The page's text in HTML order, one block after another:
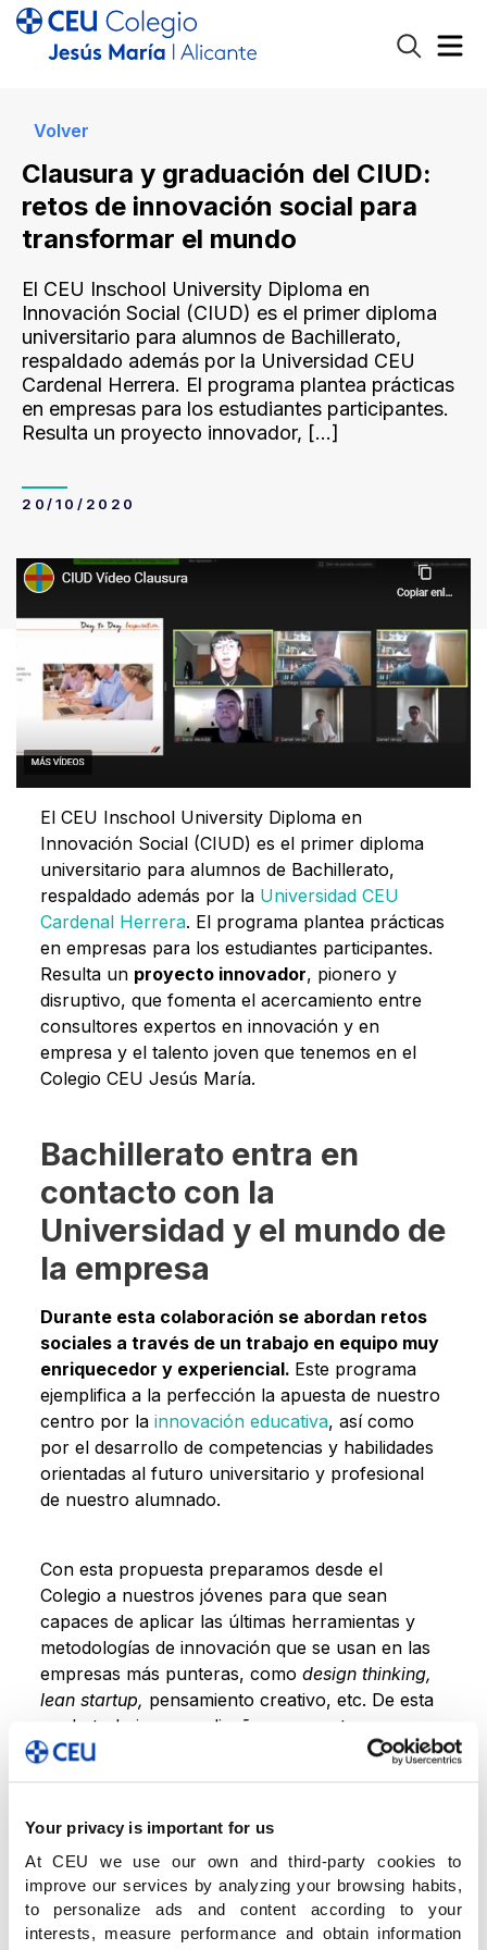
Your privacy is important for us
At CEU we use our own and third-party cookies to
improve our services by analyzing your browsing habits,
to personalize ads and content according to your
interests, measure performance and obtain information
Volver
Clausura y graduación del CIUD:
retos de innovación social para
transformar el mundo
El CEU Inschool University Diploma en
Innovación Social (CIUD) es el primer diploma
universitario para alumnos de Bachillerato,
respaldado además por la Universidad CEU
Cardenal Herrera. El programa plantea prácticas
en empresas para los estudiantes participantes.
Resulta un proyecto innovador, […]
20/10/2020
El CEU Inschool University Diploma en
Innovación Social (CIUD) es el primer diploma
universitario para alumnos de Bachillerato,
respaldado además por la Universidad CEU
Cardenal Herrera. El programa plantea prácticas
en empresas para los estudiantes participantes.
Resulta un proyecto innovador, pionero y
disruptivo, que fomenta el acercamiento entre
consultores expertos en innovación y en
empresa y el talento joven que tenemos en el
Colegio CEU Jesús María.
Bachillerato entra en
contacto con la
Universidad y el mundo de
la empresa
Durante esta colaboración se abordan retos
sociales a través de un trabajo en equipo muy
enriquecedor y experiencial. Este programa
ejemplifica a la perfección la apuesta de nuestro
centro por la innovación educativa, así como
por el desarrollo de competencias y habilidades
orientadas al futuro universitario y profesional
de nuestro alumnado.
Con esta propuesta preparamos desde el
Colegio a nuestros jóvenes para que sean
capaces de aplicar las últimas herramientas y
metodologías de innovación que se usan en las
empresas más punteras, como design thinking,
lean startup, pensamiento creativo, etc. De esta
modo trabajan para diseñar respuestas para
retos reales, con su enfoque creativo y valiente.
Sin duda, el CIUD es un programa que supera la
participantes pasan de ser observadores a
convertirse en verdaderos agentes de la
transformación . Es sin duda una oportunidad